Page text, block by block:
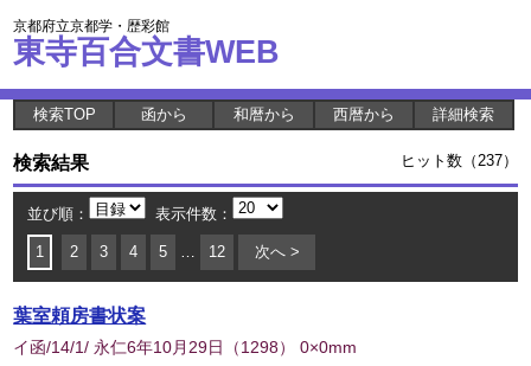
京都府立京都学・歴彩館
東寺百合文書WEB
検索TOP 函から 和暦から 西暦から 詳細検索
検索結果 ヒット数（237）
並び順： 表示件数：
1 2 3 4 5 … 12 次へ >
葉室頼房書状案
イ函/14/1/ 永仁6年10月29日 （1298） 0×0mm